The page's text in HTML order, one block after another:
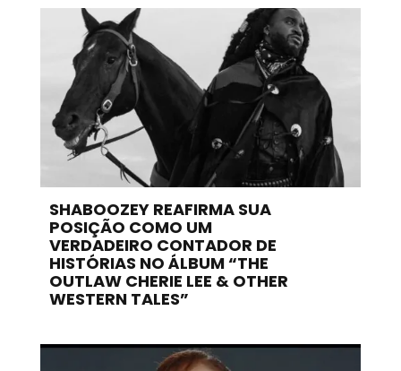
SHABOOZEY REAFIRMA SUA
POSIÇÃO COMO UM
VERDADEIRO CONTADOR DE
HISTÓRIAS NO ÁLBUM “THE
OUTLAW CHERIE LEE & OTHER
WESTERN TALES”